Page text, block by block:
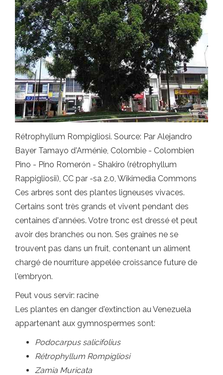
Rétrophyllum Rompigliosi. Source: Par Alejandro
Bayer Tamayo d'Arménie, Colombie - Colombien
Pino - Pino Romerón - Shakiro (rétrophyllum
Rappigliosii), CC par -sa 2.0, Wikimedia Commons
Ces arbres sont des plantes ligneuses vivaces.
Certains sont très grands et vivent pendant des
centaines d'années. Votre tronc est dressé et peut
avoir des branches ou non. Ses graines ne se
trouvent pas dans un fruit, contenant un aliment
chargé de nourriture appelée croissance future de
l'embryon.
Peut vous servir: racine
Les plantes en danger d'extinction au Venezuela
appartenant aux gymnospermes sont:
Podocarpus salicifolius
Rétrophyllum Rompigliosi
Zamia Muricata